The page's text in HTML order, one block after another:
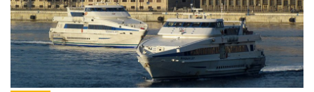
nostra newsletter
Iscriviti